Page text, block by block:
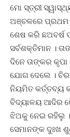
ମୋ ସ୍ତ୍ରୀ
ଅଞ୍ଚଳରେ ପ୍ରଥମ
ଶେଷ କରି ଛଅବର୍ଷ
ସର୍ବଶକ୍ତିମାନ ।
ଦିନେ ତାଙ୍କର କୃପା
ଯୋଗ ଦେଲେ ।
ନିୟମିତ କର୍ତ୍ତବ୍ୟ
ବିଦ୍ୟାଳୟ ଆଦିର
ଝିଅକୁ ନେଇ ରହିଲୁ ।
ସେମାନଙ୍କ ଦୁଃଖ